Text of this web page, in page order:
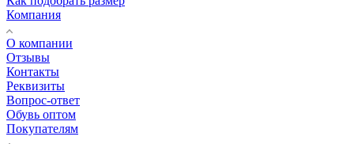
Компания
О компании
Отзывы
Контакты
Реквизиты
Вопрос-ответ
Обувь оптом
Покупателям